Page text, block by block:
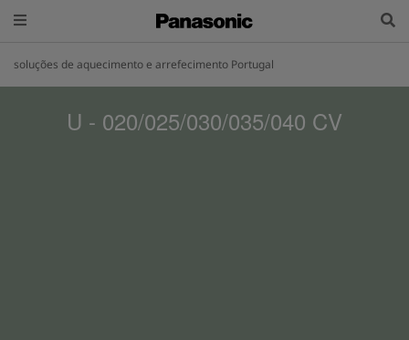
soluções de aquecimento e arrefecimento Portugal
U - 020/025/030/035/040 CV